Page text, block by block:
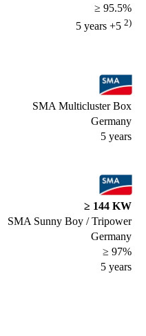
≥ 95.5%
5 years +5 2)
SMA Multicluster Box
Germany
5 years
≥ 144 KW
SMA Sunny Boy / Tripower
Germany
≥ 97%
5 years